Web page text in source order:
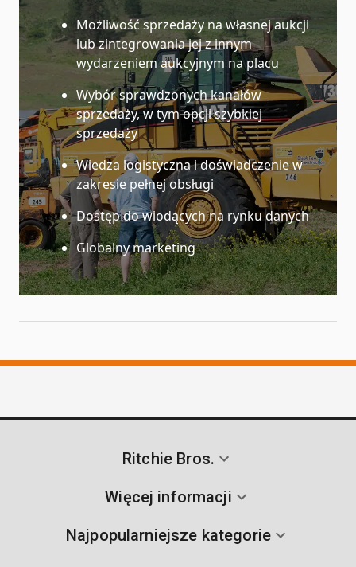
Możliwość sprzedaży na własnej aukcji
lub zintegrowania jej z innym
wydarzeniem aukcyjnym na placu
Wybór sprawdzonych kanałów
sprzedaży, w tym opcji szybkiej
sprzedaży
Wiedza logistyczna i doświadczenie w
zakresie pełnej obsługi
Dostęp do wiodących na rynku danych
Globalny marketing
Ritchie Bros.
Więcej informacji
Najpopularniejsze kategorie